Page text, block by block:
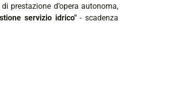
prestazione d’opera autonoma,
servizio idrico"- scadenza